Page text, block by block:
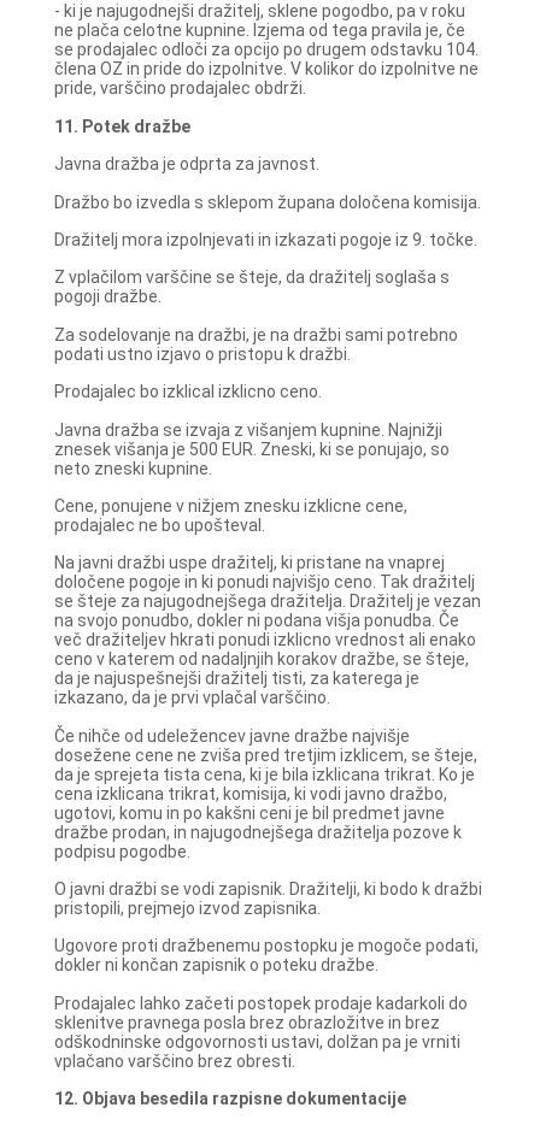
- ki je najugodnejši dražitelj, sklene pogodbo, pa v roku
ne plača celotne kupnine. Izjema od tega pravila je, če
se prodajalec odloči za opcijo po drugem odstavku 104.
člena OZ in pride do izpolnitve. V kolikor do izpolnitve ne
pride, varščino prodajalec obdrži.
11. Potek dražbe
Javna dražba je odprta za javnost.
Dražbo bo izvedla s sklepom župana določena komisija.
Dražitelj mora izpolnjevati in izkazati pogoje iz 9. točke.
Z vplačilom varščine se šteje, da dražitelj soglaša s
pogoji dražbe.
Za sodelovanje na dražbi, je na dražbi sami potrebno
podati ustno izjavo o pristopu k dražbi.
Prodajalec bo izklical izklicno ceno.
Javna dražba se izvaja z višanjem kupnine. Najnižji
znesek višanja je 500 EUR. Zneski, ki se ponujajo, so
neto zneski kupnine.
Cene, ponujene v nižjem znesku izklicne cene,
prodajalec ne bo upošteval.
Na javni dražbi uspe dražitelj, ki pristane na vnaprej
določene pogoje in ki ponudi najvišjo ceno. Tak dražitelj
se šteje za najugodnejšega dražitelja. Dražitelj je vezan
na svojo ponudbo, dokler ni podana višja ponudba. Če
več dražiteljev hkrati ponudi izklicno vrednost ali enako
ceno v katerem od nadaljnjih korakov dražbe, se šteje,
da je najuspešnejši dražitelj tisti, za katerega je
izkazano, da je prvi vplačal varščino.
Če nihče od udeležencev javne dražbe najvišje
dosežene cene ne zviša pred tretjim izklicem, se šteje,
da je sprejeta tista cena, ki je bila izklicana trikrat. Ko je
cena izklicana trikrat, komisija, ki vodi javno dražbo,
ugotovi, komu in po kakšni ceni je bil predmet javne
dražbe prodan, in najugodnejšega dražitelja pozove k
podpisu pogodbe.
O javni dražbi se vodi zapisnik. Dražitelji, ki bodo k dražbi
pristopili, prejmejo izvod zapisnika.
Ugovore proti dražbenemu postopku je mogoče podati,
dokler ni končan zapisnik o poteku dražbe.
Prodajalec lahko začeti postopek prodaje kadarkoli do
sklenitve pravnega posla brez obrazložitve in brez
odškodninske odgovornosti ustavi, dolžan pa je vrniti
vplačano varščino brez obresti.
12. Objava besedila razpisne dokumentacije